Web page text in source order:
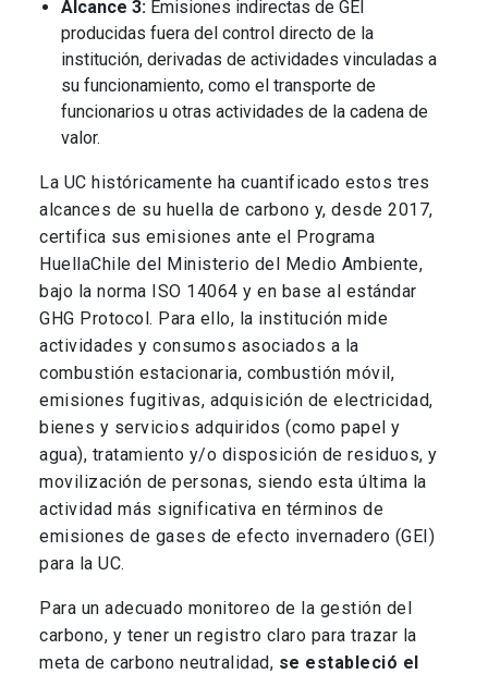
Alcance 3: Emisiones indirectas de GEI
producidas fuera del control directo de la
institución, derivadas de actividades vinculadas a
su funcionamiento, como el transporte de
funcionarios u otras actividades de la cadena de
valor.
La UC históricamente ha cuantificado estos tres
alcances de su huella de carbono y, desde 2017,
certifica sus emisiones ante el Programa
HuellaChile del Ministerio del Medio Ambiente,
bajo la norma ISO 14064 y en base al estándar
GHG Protocol. Para ello, la institución mide
actividades y consumos asociados a la
combustión estacionaria, combustión móvil,
emisiones fugitivas, adquisición de electricidad,
bienes y servicios adquiridos (como papel y
agua), tratamiento y/o disposición de residuos, y
movilización de personas, siendo esta última la
actividad más significativa en términos de
emisiones de gases de efecto invernadero (GEI)
para la UC.
Para un adecuado monitoreo de la gestión del
carbono, y tener un registro claro para trazar la
meta de carbono neutralidad, se estableció el